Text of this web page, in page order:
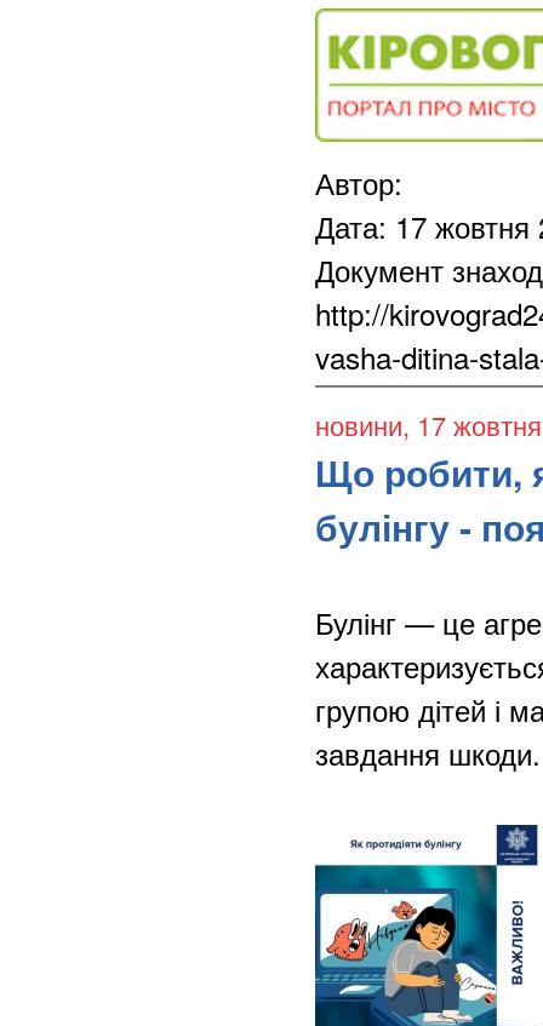
Автор:
Дата: 17 жовтня
Документ
http://
vasha-ditina-
новини, 17
Що робити,
булінгу -
Булінг — це
групою дітей і
завдання шкоди.